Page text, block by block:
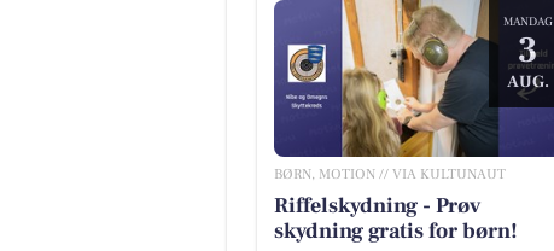
MANDAG
3
AUG.
BØRN, MOTION // VIA KULTUNAUT
Riffelskydning - Prøv
skydning gratis for børn!